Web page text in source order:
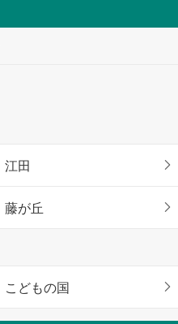
江田
藤が丘
こどもの国